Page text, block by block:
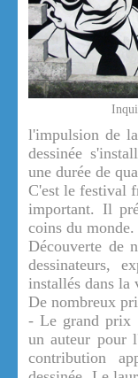
l'impulsion de
dessinée
une durée de
C'est le festival
important. Il
coins du monde.
Découverte de
dessinateurs,
installés dans la
De nombreux
- Le grand prix
un auteur pour
contribution